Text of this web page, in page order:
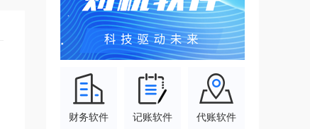
财务软件 记账软件 代账软件